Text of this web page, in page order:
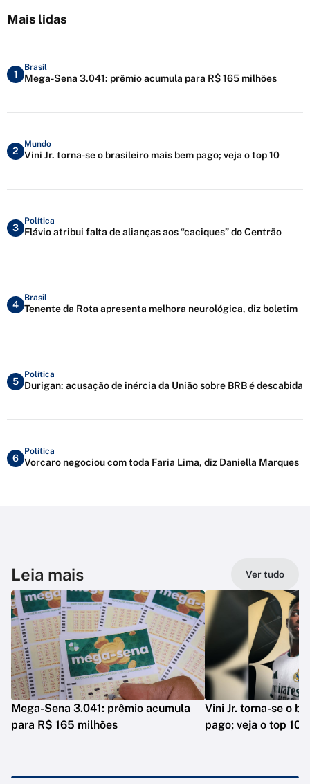
Mais lidas
1
Brasil
Mega-Sena 3.041: prêmio acumula para R$ 165 milhões
2
Mundo
Vini Jr. torna-se o brasileiro mais bem pago; veja o top 10
3
Política
Flávio atribui falta de alianças aos “caciques” do Centrão
4
Brasil
Tenente da Rota apresenta melhora neurológica, diz boletim
5
Política
Durigan: acusação de inércia da União sobre BRB é descabida
6
Política
Vorcaro negociou com toda Faria Lima, diz Daniella Marques
Leia mais Ver tudo
Mega-Sena 3.041: prêmio acumula
para R$ 165 milhões
Vini Jr. torna-se o
pago; veja o top 10